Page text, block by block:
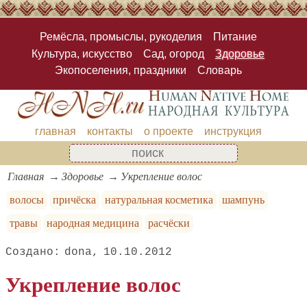
Ремёсла, промыслы, рукоделия
Питание
Культура, искусство
Сад, огород
Здоровье
Экопоселения, праздники
Словарь
главная контакты о проекте инструкция
Главная Здоровье
Укрепление волос
волосы
причёска натуральная косметика
шампунь
травы
народная медицина расчёски
dona 10.10.2012
Укрепление волос